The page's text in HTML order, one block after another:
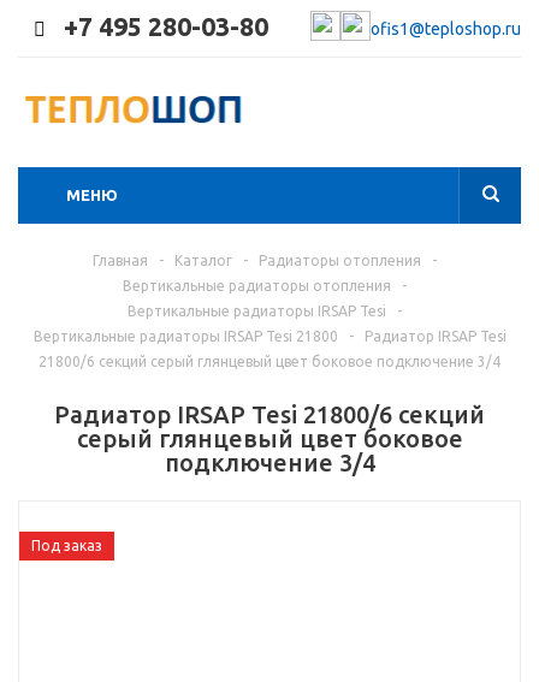
+7 495 280-03-80 ofis1@teploshop.ru
МЕНЮ
Главная - Каталог - Радиаторы отопления
-
Вертикальные радиаторы отопления
-
Вертикальные радиаторы IRSAP Tesi
-
Вертикальные радиаторы IRSAP Tesi 21800
-
Радиатор IRSAP Tesi
21800/6 секций серый глянцевый цвет боковое подключение 3/4
Радиатор IRSAP Tesi 21800/6 секций
серый глянцевый цвет боковое
подключение 3/4
Под заказ